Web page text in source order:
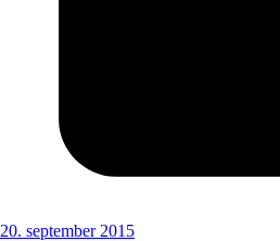
20. september 2015